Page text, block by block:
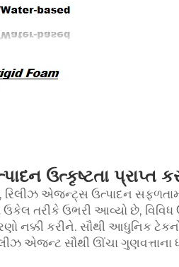
ઉત્કૃષ્ટતા પ્રાપ્ત
રિલીઝ એજન્ટ્સ ઉત્પાદન
તરીકે ઉભરી આવ્યો છે, વિવિધ
નક્કી કરીને. સૌથી આધુનિક
એજન્ટ સૌથી ઊંચા ગુણવત્તાના